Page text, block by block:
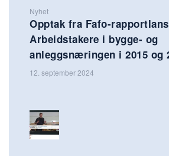
Nyhet
Opptak fra Fafo-
Arbeidstakere i bygge- og
anleggsnæringen i 2015 og
12. september 2024